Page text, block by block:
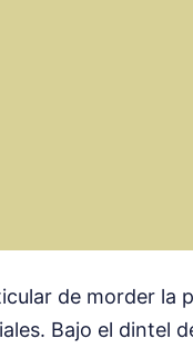
de morder la
Bajo el dintel